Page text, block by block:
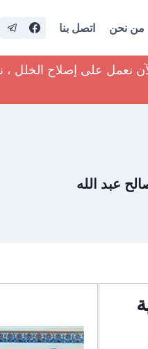
من نحن اتصل بنا
نعمل على إصلاح الخلل
عبد الله